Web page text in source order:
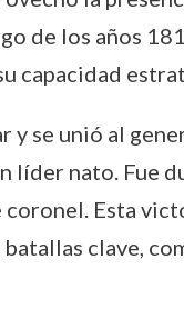
de los años
capacidad
y se unió al
líder nato. Fue
Esta
clave,